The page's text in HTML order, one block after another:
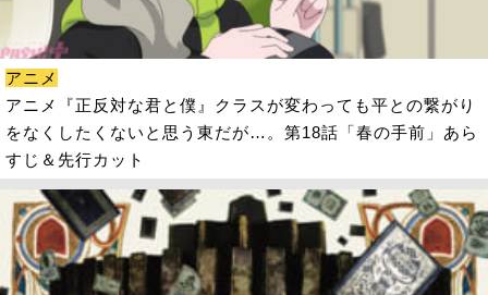
アニメ
アニメ『正反対な君と僕』クラスが変わっても平との繋がり
をなくしたくないと思う東だが…。第18話「春の手前」あら
すじ＆先行カット